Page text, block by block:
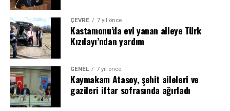
ÇEVRE 7 yıl önce
Kastamonu’da evi yanan aileye Türk
Kızılayı’ndan yardım
GENEL 7 yıl önce
Kaymakam Atasoy, şehit aileleri ve
gazileri iftar sofrasında ağırladı